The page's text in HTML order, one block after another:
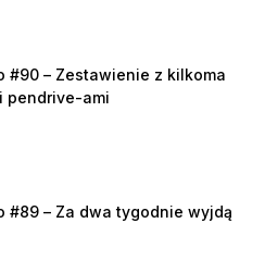
#90 – Zestawienie z kilkoma
pendrive-ami
#89 – Za dwa tygodnie wyjdą